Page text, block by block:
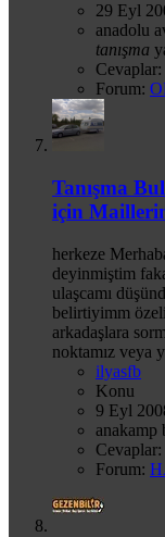
29 Eyl
anadolu
tanışma
Forum:
Tanışma
için
herkeze
deyinmiştim
ulaşcamı
belirtiyimm
arkadaşlara
noktamız veya
ilyasfb
Konu
9 Eyl
anakamp
Cevaplar:
Forum: